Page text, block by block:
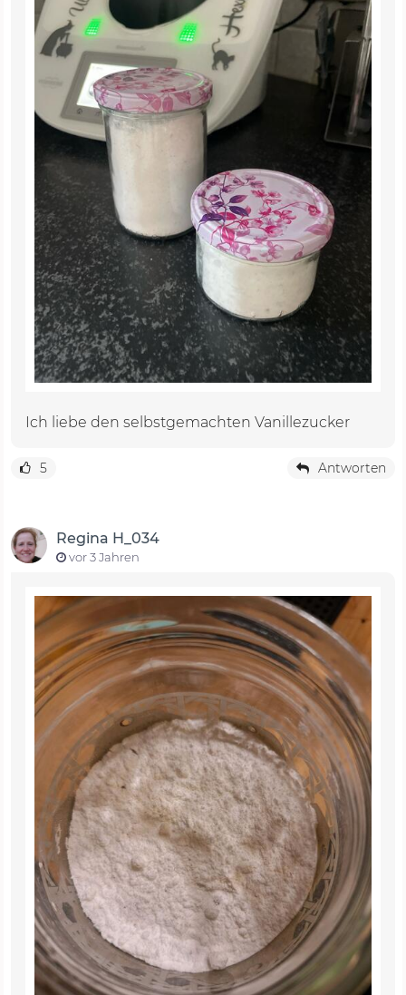
Ich liebe den selbstgemachten Vanillezucker
5 Antworten
Regina H_034
vor 3 Jahren